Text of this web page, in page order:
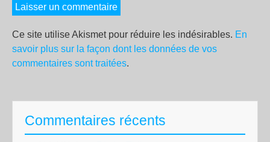
Ce site utilise Akismet pour réduire les indésirables. En
savoir plus sur la façon dont les données de vos
commentaires sont traitées.
Commentaires récents